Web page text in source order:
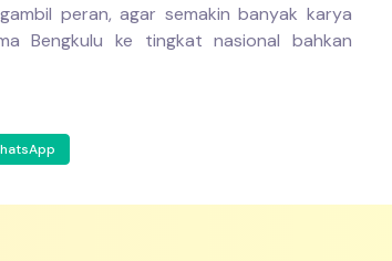
peran, agar semakin banyak karya
Bengkulu ke tingkat nasional bahkan